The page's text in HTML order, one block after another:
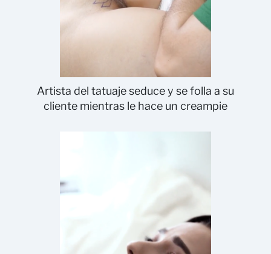
Artista del tatuaje seduce y se folla a su
cliente mientras le hace un creampie